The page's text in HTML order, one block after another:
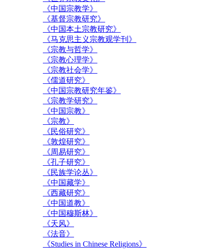
《中国宗教学》
《基督宗教研究》
《中国本土宗教研究》
《马克思主义宗教观学刊》
《宗教与哲学》
《宗教心理学》
《宗教社会学》
《儒道研究》
《中国宗教研究年鉴》
《宗教学研究》
《中国宗教》
《宗教》
《民俗研究》
《敦煌研究》
《周易研究》
《孔子研究》
《民族学论丛》
《中国藏学》
《西藏研究》
《中国道教》
《中国穆斯林》
《天风》
《法音》
《Studies in Chinese Religions》